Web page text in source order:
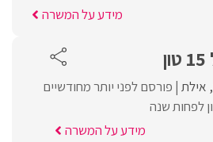
מידע על המשרה
אילת פורסם לפני יותר מחודשיים
מידע על המשרה